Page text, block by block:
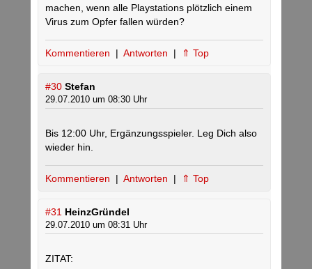
machen, wenn alle Playstations plötzlich einem
Virus zum Opfer fallen würden?
Kommentieren | Antworten | ⇑ Top
#30 Stefan
29.07.2010 um 08:30 Uhr
Bis 12:00 Uhr, Ergänzungsspieler. Leg Dich also
wieder hin.
Kommentieren | Antworten | ⇑ Top
#31 HeinzGründel
29.07.2010 um 08:31 Uhr
ZITAT: